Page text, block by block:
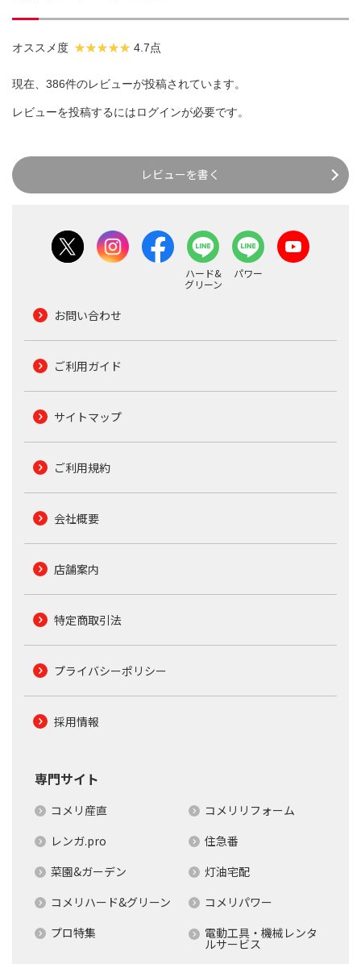
オススメ度 4.7点
現在、386件のレビューが投稿されています。
レビューを投稿するにはログインが必要です。
レビューを書く
ハード&
グリーン
パワー
お問い合わせ
ご利用ガイド
サイトマップ
ご利用規約
会社概要
店舗案内
特定商取引法
プライバシーポリシー
採用情報
専門サイト
コメリ産直
コメリリフォーム
レンガ.pro
住急番
菜園&ガーデン
灯油宅配
コメリハード&グリーン
コメリパワー
プロ特集
電動工具・機械レンタ
ルサービス